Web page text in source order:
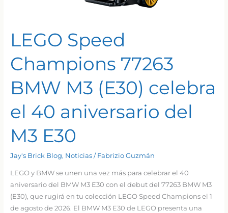
LEGO Speed
Champions 77263
BMW M3 (E30) celebra
el 40 aniversario del
M3 E30
Jay's Brick Blog, Noticias/ Fabrizio Guzmán
LEGO y BMW se unen una vez más para celebrar el 40
aniversario del BMW M3 E30 con el debut del 77263 BMW M3
(E30), que rugirá en tu colección LEGO Speed Champions el 1
de agosto de 2026. El BMW M3 E30 de LEGO presenta una